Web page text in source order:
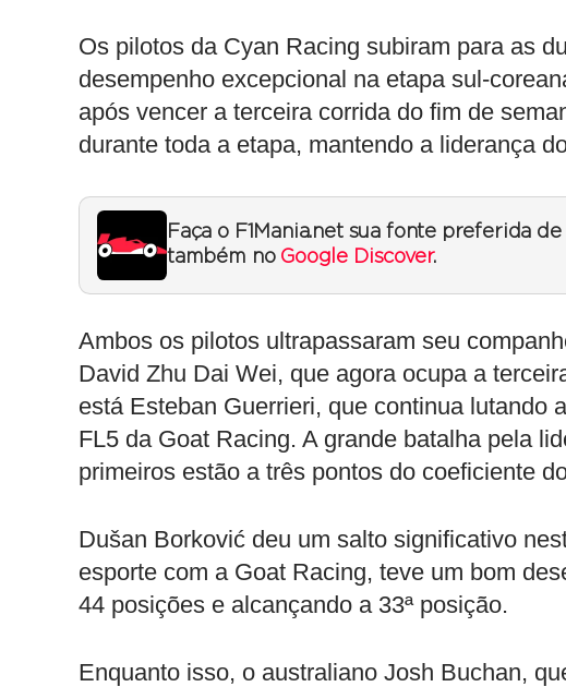
Os pilotos da Cyan Racing subiram para as
desempenho excepcional na etapa sul-
após vencer a terceira corrida do fim de
durante toda a etapa, mantendo a liderança
Faça o F1Mania.net sua fonte preferida
também no Google Discover.
Ambos os pilotos ultrapassaram seu
David Zhu Dai Wei, que agora ocupa a
está Esteban Guerrieri, que continua lutando
FL5 da Goat Racing. A grande batalha pela
primeiros estão a três pontos do coeficiente
Dušan Borković deu um salto significativo
esporte com a Goat Racing, teve um bom
44 posições e alcançando a 33ª posição.
Enquanto isso, o australiano Josh Buchan,